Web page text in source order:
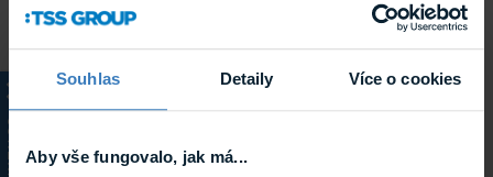
Souhlas Detaily Více o cookies
Aby vše fungovalo, jak má...
KATALOG
adaptéru pro parkovací kameru!